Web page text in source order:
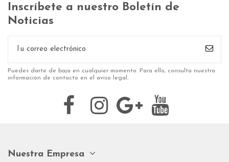
Inscríbete a nuestro Boletín de
Noticias
Puedes darte de baja en cualquier momento. Para ello, consulta nuestra
información de contacto en el aviso legal.
Nuestra Empresa